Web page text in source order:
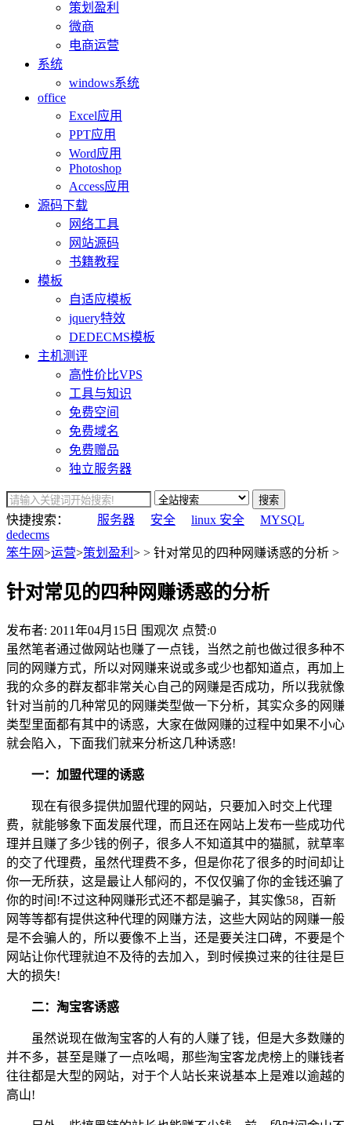
策划盈利
微商
电商运营
系统
windows系统
office
Excel应用
PPT应用
Word应用
Photoshop
Access应用
源码下载
网络工具
网站源码
书籍教程
模板
自适应模板
jquery特效
DEDECMS模板
主机测评
高性价比VPS
工具与知识
免费空间
免费域名
免费赠品
独立服务器
搜索
快捷搜索： 服务器 安全 linux 安全
MYSQL
dedecms
笨牛网>运营>策划盈利 > > 针对常见的四种网赚诱惑的分析 >
针对常见的四种网赚诱惑的分析
发布者: 2011年04月15日 围观次 点赞:0
虽然笔者通过做网站也赚了一点钱，当然之前也做过很多种不
同的网赚方式，所以对网赚来说或多或少也都知道点，再加上
我的众多的群友都非常关心自己的网赚是否成功，所以我就像
针对当前的几种常见的网赚类型做一下分析，其实众多的网赚
类型里面都有其中的诱惑，大家在做网赚的过程中如果不小心
就会陷入，下面我们就来分析这几种诱惑!
一：加盟代理的诱惑
现在有很多提供加盟代理的网站，只要加入时交上代理
费，就能够象下面发展代理，而且还在网站上发布一些成功代
理并且赚了多少钱的例子，很多人不知道其中的猫腻，就草率
的交了代理费，虽然代理费不多，但是你花了很多的时间却让
你一无所获，这是最让人郁闷的，不仅仅骗了你的金钱还骗了
你的时间!不过这种网赚形式还不都是骗子，其实像58，百新
网等等都有提供这种代理的网赚方法，这些大网站的网赚一般
是不会骗人的，所以要像不上当，还是要关注口碑，不要是个
网站让你代理就迫不及待的去加入，到时候换过来的往往是巨
大的损失!
二：淘宝客诱惑
虽然说现在做淘宝客的人有的人赚了钱，但是大多数赚的
并不多，甚至是赚了一点吆喝，那些淘宝客龙虎榜上的赚钱者
往往都是大型的网站，对于个人站长来说基本上是难以逾越的
高山!